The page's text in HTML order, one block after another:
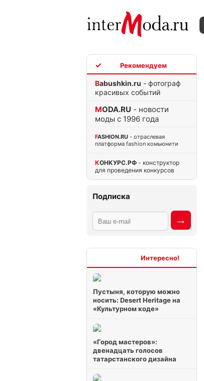
Babushkin.ru - фотограф
красивых событий
MODA.RU - новости
моды с 1996 года
FASHION.RU - отраслевая
платформа fashion комьюнити
КОНКУРС.РФ - конструктор
для проведения конкурсов
Подписка
Пустыня, которую можно
носить: Desert Heritage на
«Культурном коде»
«Город мастеров»:
двенадцать голосов
татарстанского дизайна